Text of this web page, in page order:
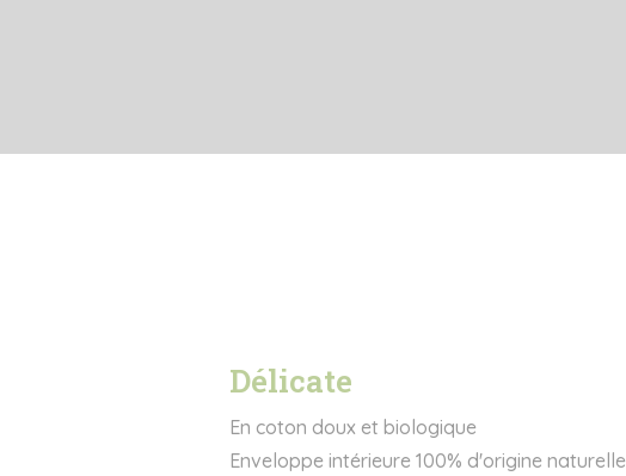
Délicate
En coton doux et biologique
Enveloppe intérieure 100% d'origine naturelle